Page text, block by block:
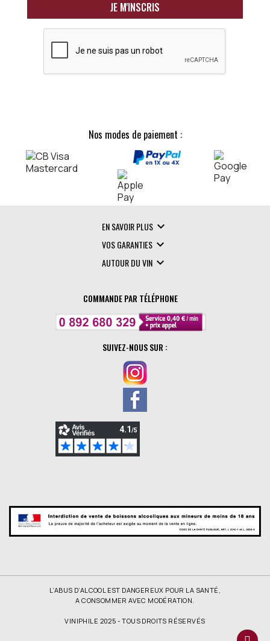
Nos modes de paiement :
EN SAVOIR PLUS 
VOS GARANTIES 
AUTOUR DU VIN 
COMMANDE PAR TÉLÉPHONE
SUIVEZ-NOUS SUR :
L’ABUS D’ALCOOL EST DANGEREUX POUR LA SANTÉ,
A CONSOMMER AVEC MODÉRATION.
VINIPHILE 2025 - TOUS DROITS RÉSERVÉS